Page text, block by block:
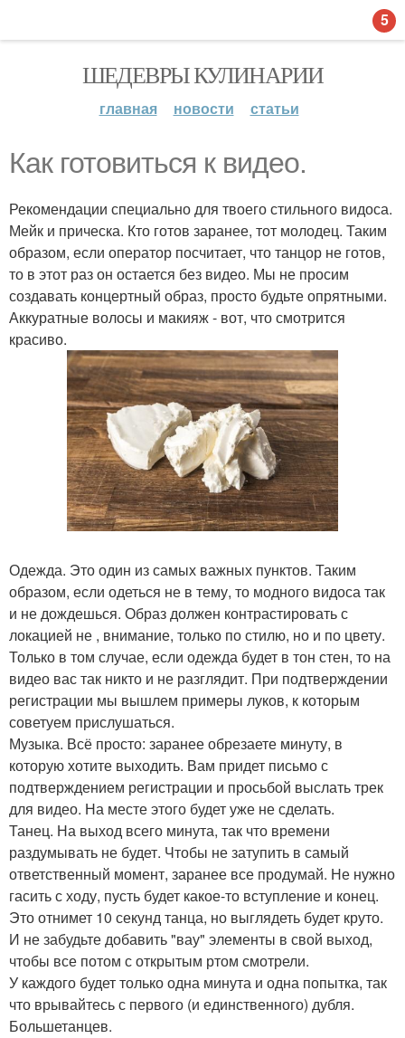
ШЕДЕВРЫ КУЛИНАРИИ
главная новости статьи
Как готовиться к видео.
Рекомендации специально для твоего стильного видоса.
Мейк и прическа. Кто готов заранее, тот молодец. Таким
образом, если оператор посчитает, что танцор не готов,
то в этот раз он остается без видео. Мы не просим
создавать концертный образ, просто будьте опрятными.
Аккуратные волосы и макияж - вот, что смотрится
красиво.
Одежда. Это один из самых важных пунктов. Таким
образом, если одеться не в тему, то модного видоса так
и не дождешься. Образ должен контрастировать с
локацией не , внимание, только по стилю, но и по цвету.
Только в том случае, если одежда будет в тон стен, то на
видео вас так никто и не разглядит. При подтверждении
регистрации мы вышлем примеры луков, к которым
советуем прислушаться.
Музыка. Всё просто: заранее обрезаете минуту, в
которую хотите выходить. Вам придет письмо с
подтверждением регистрации и просьбой выслать трек
для видео. На месте этого будет уже не сделать.
Танец. На выход всего минута, так что времени
раздумывать не будет. Чтобы не затупить в самый
ответственный момент, заранее все продумай. Не нужно
гасить с ходу, пусть будет какое-то вступление и конец.
Это отнимет 10 секунд танца, но выглядеть будет круто.
И не забудьте добавить "вау" элементы в свой выход,
чтобы все потом с открытым ртом смотрели.
У каждого будет только одна минута и одна попытка, так
что врывайтесь с первого (и единственного) дубля.
Большетанцев.
5